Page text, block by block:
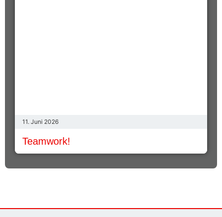
11. Juni 2026
Teamwork!